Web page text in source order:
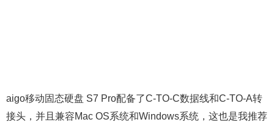
aigo移动固态硬盘 S7 Pro配备了C-TO-C数据线和C-TO-A转
接头，并且兼容Mac OS系统和Windows系统，这也是我推荐